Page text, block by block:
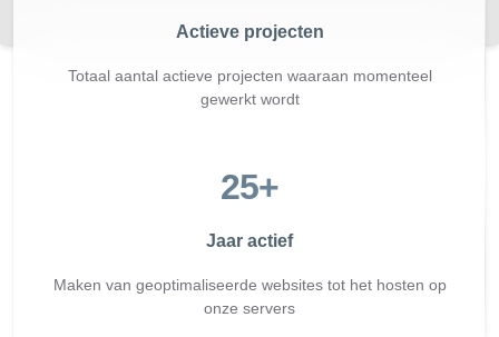
Actieve projecten
Totaal aantal actieve projecten waaraan momenteel
gewerkt wordt
25+
Jaar actief
Maken van geoptimaliseerde websites tot het hosten op
onze servers